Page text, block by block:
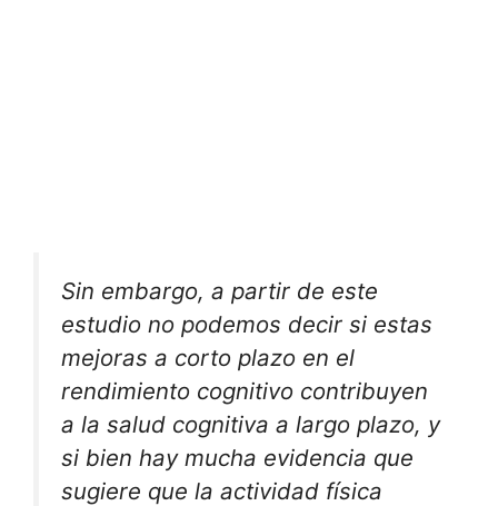
Sin embargo, a partir de este
estudio no podemos decir si estas
mejoras a corto plazo en el
rendimiento cognitivo contribuyen
a la salud cognitiva a largo plazo, y
si bien hay mucha evidencia que
sugiere que la actividad física